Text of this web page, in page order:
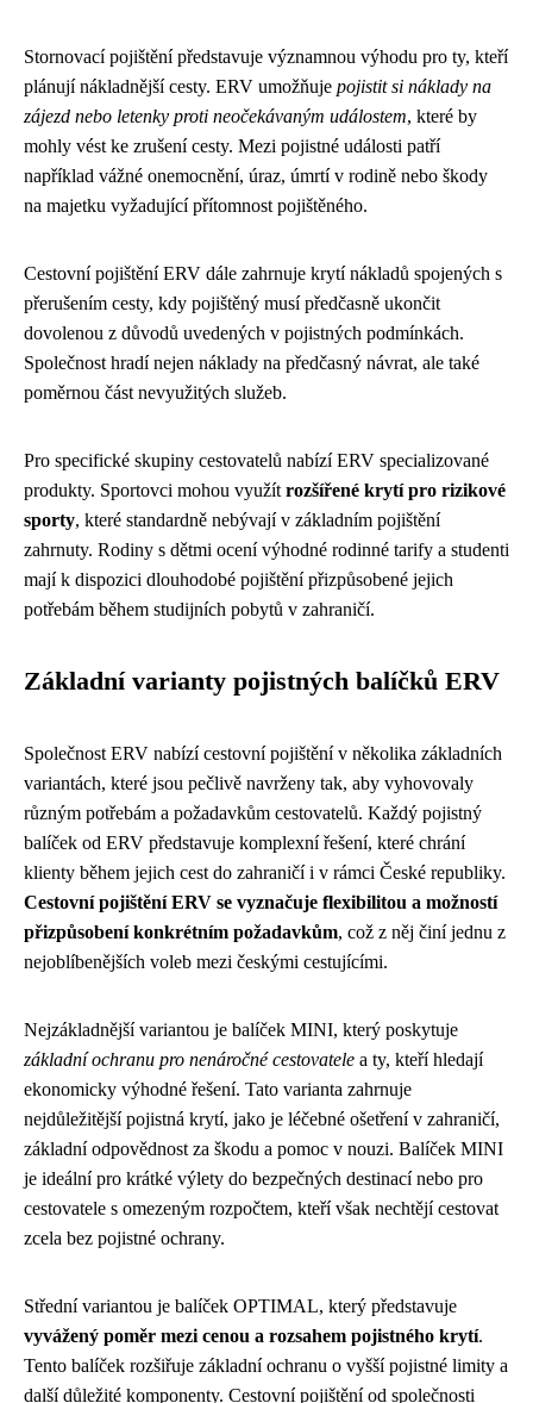
Stornovací pojištění představuje významnou výhodu pro ty, kteří
plánují nákladnější cesty. ERV umožňuje pojistit si náklady na
zájezd nebo letenky proti neočekávaným událostem, které by
mohly vést ke zrušení cesty. Mezi pojistné události patří
například vážné onemocnění, úraz, úmrtí v rodině nebo škody
na majetku vyžadující přítomnost pojištěného.
Cestovní pojištění ERV dále zahrnuje krytí nákladů spojených s
přerušením cesty, kdy pojištěný musí předčasně ukončit
dovolenou z důvodů uvedených v pojistných podmínkách.
Společnost hradí nejen náklady na předčasný návrat, ale také
poměrnou část nevyužitých služeb.
Pro specifické skupiny cestovatelů nabízí ERV specializované
produkty. Sportovci mohou využít rozšířené krytí pro rizikové
sporty, které standardně nebývají v základním pojištění
zahrnuty. Rodiny s dětmi ocení výhodné rodinné tarify a studenti
mají k dispozici dlouhodobé pojištění přizpůsobené jejich
potřebám během studijních pobytů v zahraničí.
Základní varianty pojistných balíčků ERV
Společnost ERV nabízí cestovní pojištění v několika základních
variantách, které jsou pečlivě navrženy tak, aby vyhovovaly
různým potřebám a požadavkům cestovatelů. Každý pojistný
balíček od ERV představuje komplexní řešení, které chrání
klienty během jejich cest do zahraničí i v rámci České republiky.
Cestovní pojištění ERV se vyznačuje flexibilitou a možností
přizpůsobení konkrétním požadavkům, což z něj činí jednu z
nejoblíbenějších voleb mezi českými cestujícími.
Nejzákladnější variantou je balíček MINI, který poskytuje
základní ochranu pro nenáročné cestovatele a ty, kteří hledají
ekonomicky výhodné řešení. Tato varianta zahrnuje
nejdůležitější pojistná krytí, jako je léčebné ošetření v zahraničí,
základní odpovědnost za škodu a pomoc v nouzi. Balíček MINI
je ideální pro krátké výlety do bezpečných destinací nebo pro
cestovatele s omezeným rozpočtem, kteří však nechtějí cestovat
zcela bez pojistné ochrany.
Střední variantou je balíček OPTIMAL, který představuje
vyvážený poměr mezi cenou a rozsahem pojistného krytí.
Tento balíček rozšiřuje základní ochranu o vyšší pojistné limity a
další důležité komponenty. Cestovní pojištění od společnosti